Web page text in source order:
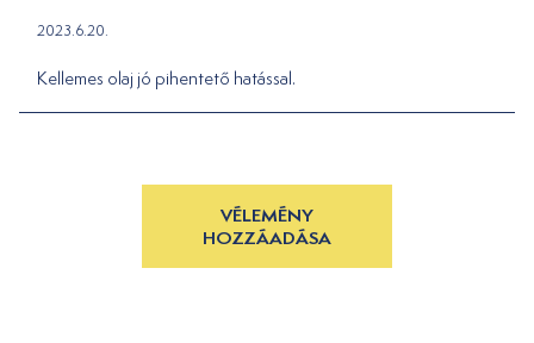
2023.6.20.
Kellemes olaj jó pihentető hatással.
VÉLEMÉNY
HOZZÁADÁSA